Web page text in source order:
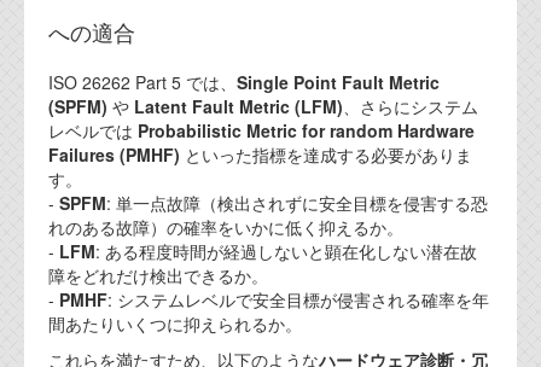
への適合
ISO 26262 Part 5 では、 Single Point Fault Metric
(SPFM) や Latent Fault Metric (LFM)、さらにシステム
レベルでは Probabilistic Metric for random Hardware
Failures (PMHF) といった指標を達成する必要がありま
す。
- SPFM: 単一点故障（検出されずに安全目標を侵害する恐
れのある故障）の確率をいかに低く抑えるか。
- LFM: ある程度時間が経過しないと顕在化しない潜在故
障をどれだけ検出できるか。
- PMHF: システムレベルで安全目標が侵害される確率を年
間あたりいくつに抑えられるか。
これらを満たすため、以下のようなハードウェア診断・冗